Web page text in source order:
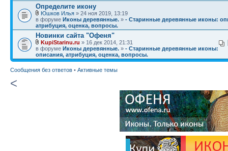
Определите икону
Юшков Илья » 24 ноя 2019, 13:19
в форуме Иконы деревянные. » - Старинные деревянные иконы:
атрибуция, оценка, вопросы.
Новинки сайта "Офеня"
KupiStarinu.ru » 16 дек 2014, 21:31
в форуме Иконы деревянные. » - Старинные деревянные иконы:
описания, атрибуция, оценка, вопросы.
Сообщения без ответов • Активные темы
<